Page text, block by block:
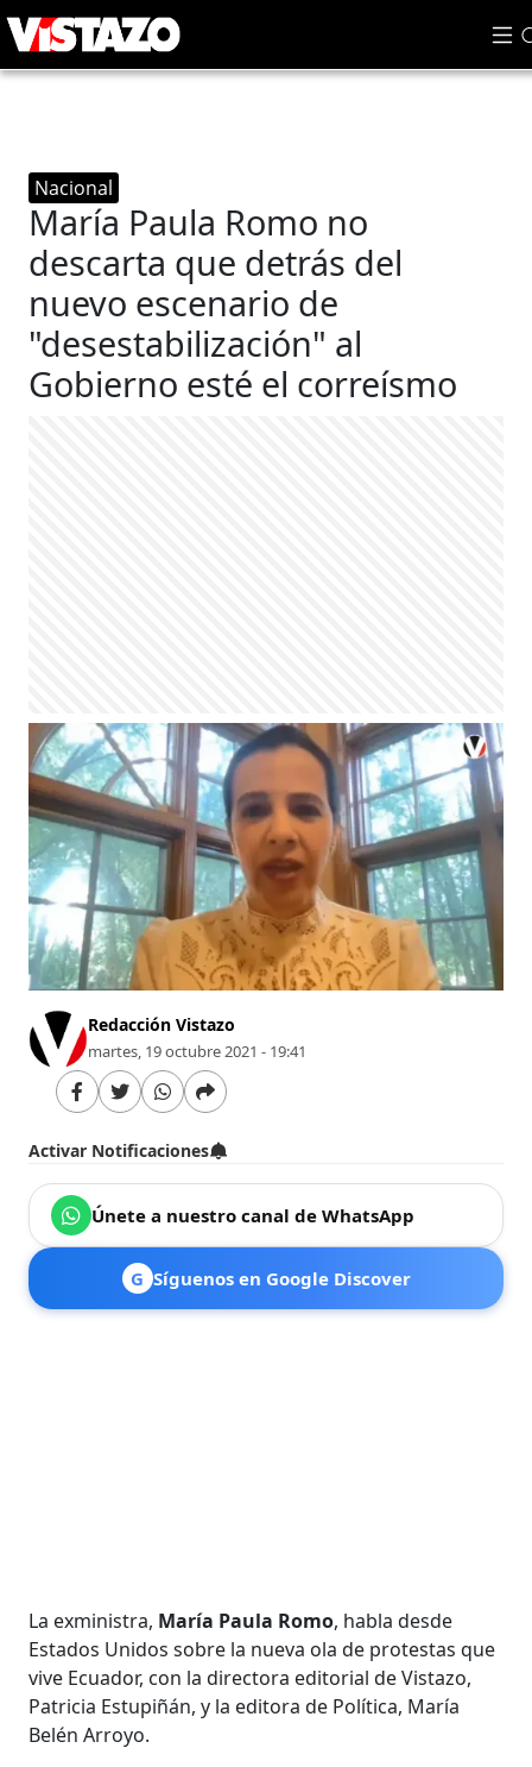
Nacional
María Paula Romo no
descarta que detrás del
nuevo escenario de
"desestabilización" al
Gobierno esté el correísmo
Redacción Vistazo
martes, 19 octubre 2021 - 19:41
Activar Notificaciones
Únete a nuestro canal de WhatsApp
G Síguenos en Google Discover
La exministra, María Paula Romo, habla desde
Estados Unidos sobre la nueva ola de protestas que
vive Ecuador, con la directora editorial de Vistazo,
Patricia Estupiñán, y la editora de Política, María
Belén Arroyo.